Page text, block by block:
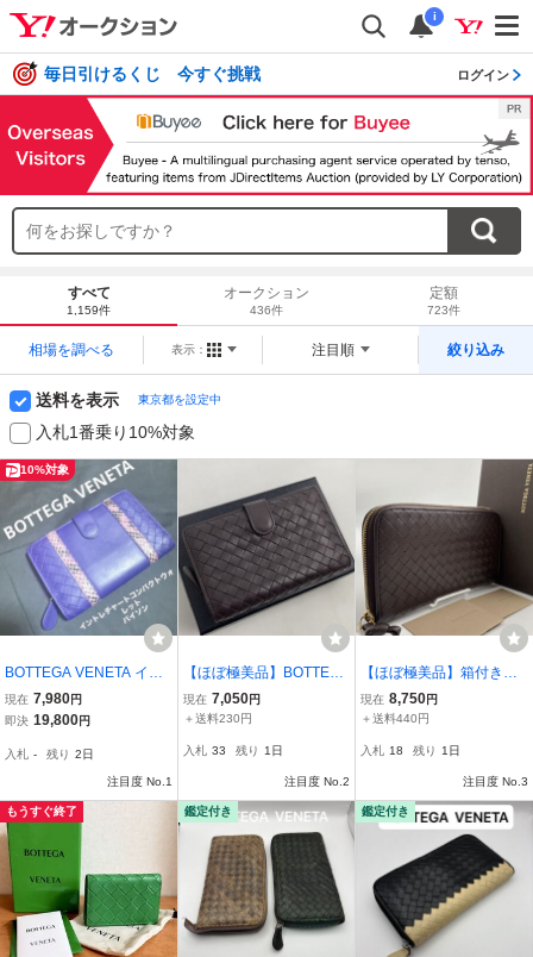
i
毎日引けるくじ 今すぐ挑戦 ログイン
すべて
1,159件
オークション
436件
定額
723件
相場を調べる 表示： 注目順 絞り込み
送料を表示 東京都を設定中
入札1番乗り10%対象
10%対象
BOTTEGA VENETA イン
トレチャート コンパクト
ウォレット パイソン パー
現在 7,980円
即決 19,800円
入札 - 残り 2日
注目度 No.1
【ほぼ極美品】BOTTEGA
VENETA ボッテガヴェ
ネタ 二つ折り財布 イ
ー ユニセックス ダー
クブラウン 501
現在 7,050円
＋送料230円
入札 33 残り 1日
注目度 No.2
【ほぼ極美品】箱付き！
BOTTEGA VENETA
ボッテガヴェネタ 長財
レザーラウンドファスナ
ー ブラウン 466
現在 8,750円
＋送料440円
入札 18 残り 1日
注目度 No.3
もうすぐ終了 鑑定付き 鑑定付き